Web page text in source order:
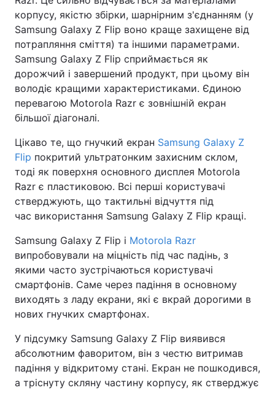
корпусу, якістю збірки, шарнірним з'єднанням (у
Samsung Galaxy Z Flip воно краще захищене від
потрапляння сміття) та іншими параметрами.
Samsung Galaxy Z Flip сприймається як
дорожчий і завершений продукт, при цьому він
володіє кращими характеристиками. Єдиною
перевагою Motorola Razr є зовнішній екран
більшої діагоналі.
Цікаво те, що гнучкий екран Samsung Galaxy Z
Flip покритий ультратонким захисним склом,
тоді як поверхня основного дисплея Motorola
Razr є пластиковою. Всі перші користувачі
стверджують, що тактильні відчуття під
час використання Samsung Galaxy Z Flip кращі.
Samsung Galaxy Z Flip і Motorola Razr
випробовували на міцність під час падінь, з
якими часто зустрічаються користувачі
смартфонів. Саме через падіння в основному
виходять з ладу екрани, які є вкрай дорогими в
нових гнучких смартфонах.
У підсумку Samsung Galaxy Z Flip виявився
абсолютним фаворитом, він з честю витримав
падіння у відкритому стані. Екран не пошкодився,
а тріснуту скляну частину корпусу, як стверджує